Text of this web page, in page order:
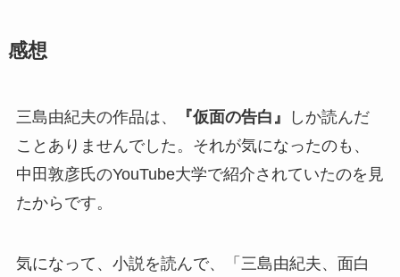
感想
三島由紀夫の作品は、 『仮面の告白』
しか読んだ
ことありませんでした。それが気になったのも、
中田敦彦氏のYouTube大学で紹介されていたのを見
たからです。
気になって、小説を読んで、「三島由紀夫、面白